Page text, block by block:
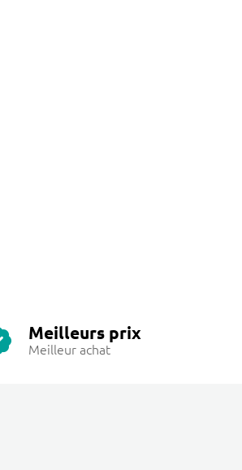
Meilleurs prix
Meilleur achat